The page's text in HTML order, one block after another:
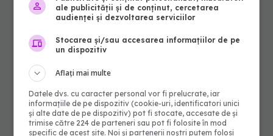
ale publicității și de conținut, cercetarea
audienței și dezvoltarea serviciilor
Stocarea și/sau accesarea informațiilor de pe
un dispozitiv
Aflați mai multe
Datele dvs. cu caracter personal vor fi prelucrate, iar
informațiile de pe dispozitiv (cookie-uri, identificatori unici
și alte date de pe dispozitiv) pot fi stocate, accesate de și
trimise către 224 de parteneri sau pot fi folosite în mod
specific de acest site. Noi și partenerii noștri putem folosi